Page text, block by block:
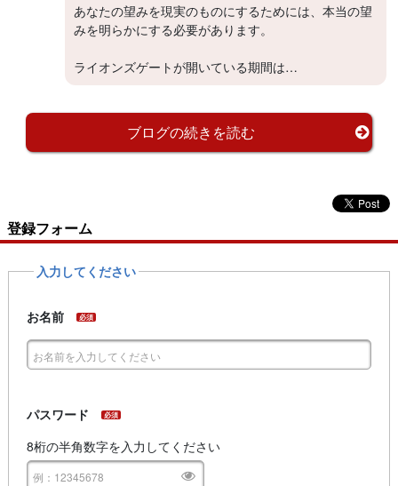
あなたの望みを現実のものにするためには、本当の望
みを明らかにする必要があります。
ライオンズゲートが開いている期間は…
ブログの続きを読む
登録フォーム
入力してください
お名前 必須
パスワード 必須
8桁の半角数字を入力してください